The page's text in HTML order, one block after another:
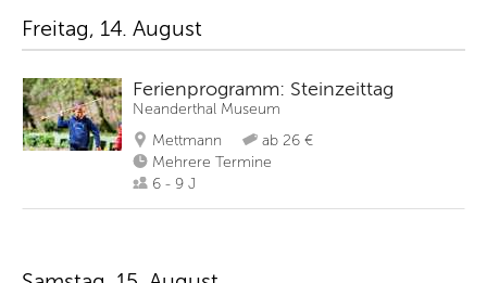
Freitag, 14. August
Ferienprogramm: Steinzeittag
Neanderthal Museum
Mettmann
ab 26 €
Mehrere Termine
6 - 9 J